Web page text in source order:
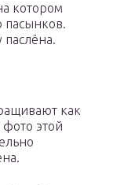
котором
пасынков.
как
этой